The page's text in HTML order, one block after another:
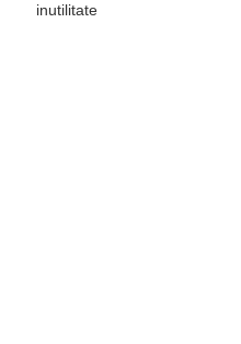
inutilitate